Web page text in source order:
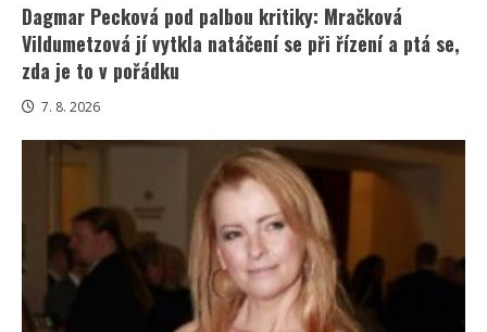
Dagmar Pecková pod palbou kritiky: Mračková
Vildumetzová jí vytkla natáčení se při řízení a ptá se,
zda je to v pořádku
7. 8. 2026